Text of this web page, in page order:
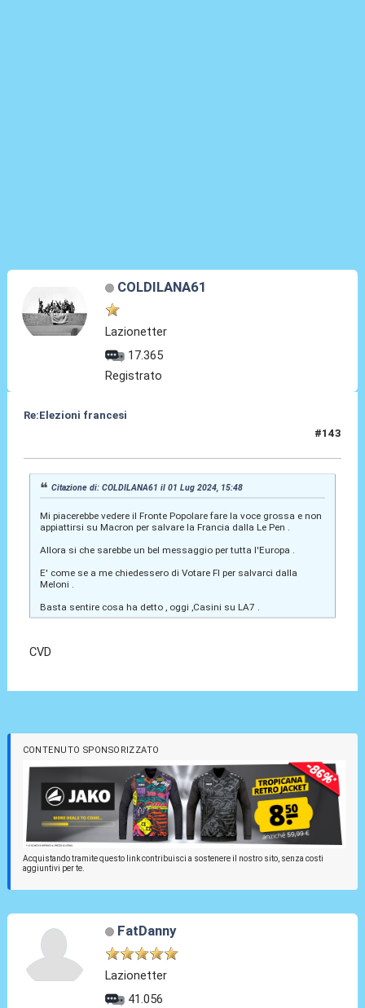
COLDILANA61
Lazionetter
17.365
Registrato
Re:Elezioni francesi
#143
Citazione di: COLDILANA61 il 01 Lug 2024, 15:48
Mi piacerebbe vedere il Fronte Popolare fare la voce grossa e non
appiattirsi su Macron per salvare la Francia dalla Le Pen .
Allora si che sarebbe un bel messaggio per tutta l'Europa .
E' come se a me chiedessero di Votare FI per salvarci dalla
Meloni .
Basta sentire cosa ha detto , oggi ,Casini su LA7 .
CVD
CONTENUTO SPONSORIZZATO
Acquistando tramite questo link contribuisci a sostenere il nostro sito, senza costi
aggiuntivi per te.
FatDanny
Lazionetter
41.056